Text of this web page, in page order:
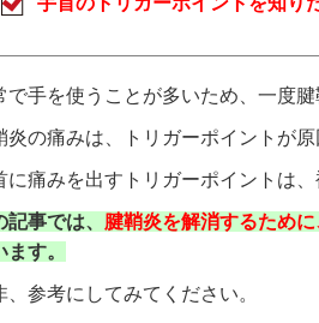
で手を使うことが多いため、一度
炎の痛みは、トリガーポイントが原
に痛みを出すトリガーポイントは、
記事では、 腱鞘炎を解消するため
ます。
、参考にしてみてください。